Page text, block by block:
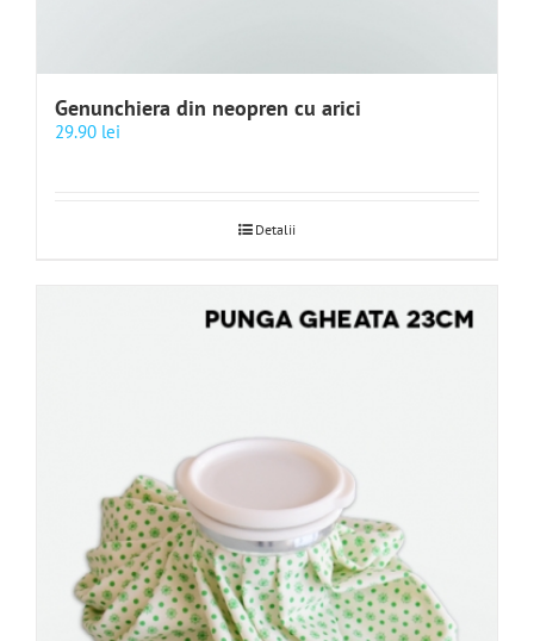
Genunchiera din neopren cu arici
29.90 lei
Detalii